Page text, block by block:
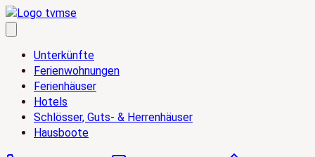
Zum
Inhalt
Unterkünfte
Ferienwohnungen
Ferienhäuser
Hotels
Schlösser, Guts- & Herrenhäuser
Hausboote